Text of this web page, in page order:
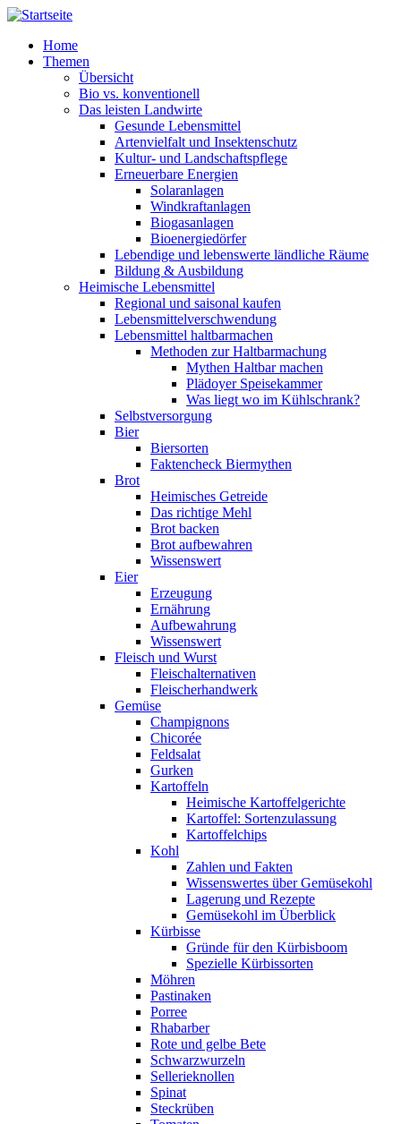
Direkt zum Inhalt
Home
Themen
Übersicht
Bio vs. konventionell
Das leisten Landwirte
Gesunde Lebensmittel
Artenvielfalt und Insektenschutz
Kultur- und Landschaftspflege
Erneuerbare Energien
Solaranlagen
Windkraftanlagen
Biogasanlagen
Bioenergiedörfer
Lebendige und lebenswerte ländliche Räume
Bildung & Ausbildung
Heimische Lebensmittel
Regional und saisonal kaufen
Lebensmittelverschwendung
Lebensmittel haltbarmachen
Methoden zur Haltbarmachung
Mythen Haltbar machen
Plädoyer Speisekammer
Was liegt wo im Kühlschrank?
Selbstversorgung
Bier
Biersorten
Faktencheck Biermythen
Brot
Heimisches Getreide
Das richtige Mehl
Brot backen
Brot aufbewahren
Wissenswert
Eier
Erzeugung
Ernährung
Aufbewahrung
Wissenswert
Fleisch und Wurst
Fleischalternativen
Fleischerhandwerk
Gemüse
Champignons
Chicorée
Feldsalat
Gurken
Kartoffeln
Heimische Kartoffelgerichte
Kartoffel: Sortenzulassung
Kartoffelchips
Kohl
Zahlen und Fakten
Wissenswertes über Gemüsekohl
Lagerung und Rezepte
Gemüsekohl im Überblick
Kürbisse
Gründe für den Kürbisboom
Spezielle Kürbissorten
Möhren
Pastinaken
Porree
Rhabarber
Rote und gelbe Bete
Schwarzwurzeln
Sellerieknollen
Spinat
Steckrüben